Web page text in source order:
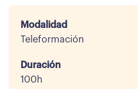
Modalidad
Teleformación
Duración
100h